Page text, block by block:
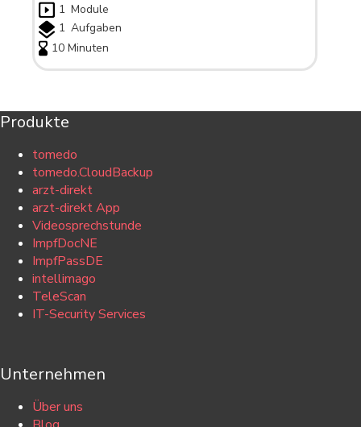
1 Module
1 Aufgaben
10 Minuten
Produkte
tomedo
tomedo.CloudBackup
arzt-direkt
arzt-direkt App
Videosprechstunde
ImpfDocNE
ImpfPassDE
intellimago
TeleScan
IT-Security Services
Unternehmen
Über uns